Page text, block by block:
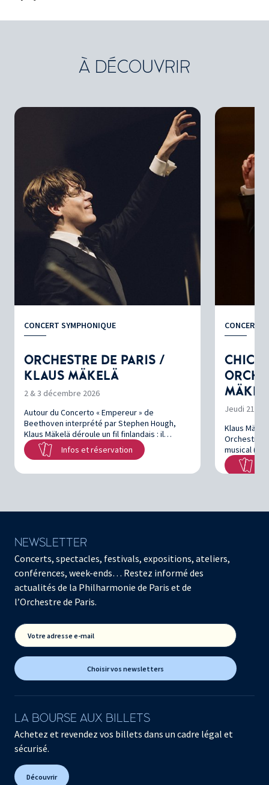
À DÉCOUVRIR
CONCERT SYMPHONIQUE
ORCHESTRE DE PARIS /
KLAUS MÄKELÄ
2 & 3 décembre 2026
Autour du Concerto « Empereur » de
Beethoven interprété par Stephen Hough,
Klaus Mäkelä déroule un fil finlandais : il…
Infos et réservation
CONCERT
Jeudi 21
Klaus
Orchestra,
musical (à
NEWSLETTER
Concerts, spectacles, festivals, expositions, ateliers,
conférences, week-ends… Restez informé des
actualités de la Philharmonie de Paris et de
l’Orchestre de Paris.
Votre adresse e-mail
Choisir vos newsletters
LA BOURSE AUX BILLETS
Achetez et revendez vos billets dans un cadre légal et
sécurisé.
Découvrir